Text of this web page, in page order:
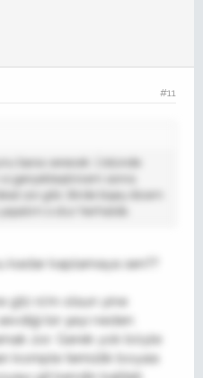
#11
bana verecek. Üstünde
gerçekleştiricem sonra
zor gibi. Birde bişey dicem
o olur herhalde.
kadar kaplamaya sen??
gt2 rs'm olsun yine
bir şeyi neden
zor. Gerek yok böyle
komple temizlik boyası